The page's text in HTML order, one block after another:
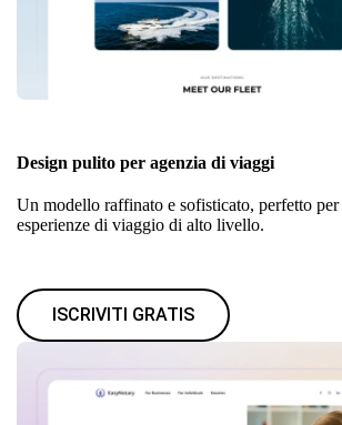
Design pulito per agenzia di viaggi
Un modello raffinato e sofisticato, perfetto per
esperienze di viaggio di alto livello.
ISCRIVITI GRATIS